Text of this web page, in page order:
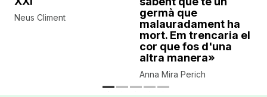
Neus Climent
germà que
malauradament ha
mort. Em trencaria el
cor que fos d'una
altra manera»
Anna Mira Perich